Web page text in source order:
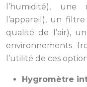
l’humidité), une
l’appareil), un
qualité de l’air),
environnements
l’utilité de ces
Hygromètre